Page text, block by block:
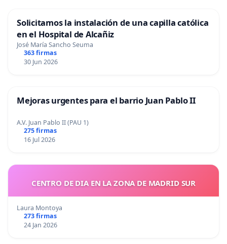
Solicitamos la instalación de una capilla católica
en el Hospital de Alcañiz
José María Sancho Seuma
363 firmas
30 Jun 2026
Mejoras urgentes para el barrio Juan Pablo II
A.V. Juan Pablo II (PAU 1)
275 firmas
16 Jul 2026
CENTRO DE DIA EN LA ZONA DE MADRID SUR
Laura Montoya
273 firmas
24 Jan 2026